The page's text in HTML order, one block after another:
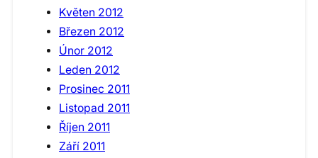
Květen 2012
Březen 2012
Únor 2012
Leden 2012
Prosinec 2011
Listopad 2011
Říjen 2011
Září 2011